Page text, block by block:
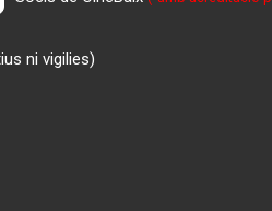
ni vigilies)